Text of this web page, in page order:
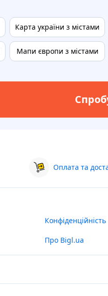
Карта україни з містами
Мапи європи з містами
Оплата та
Конфіденційність
Про Bigl.ua